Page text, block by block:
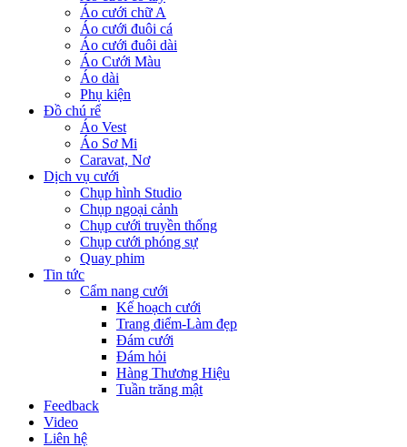
Áo cưới chữ A
Áo cưới đuôi cá
Áo cưới đuôi dài
Áo Cưới Màu
Áo dài
Phụ kiện
Đồ chú rể
Áo Vest
Áo Sơ Mi
Caravat, Nơ
Dịch vụ cưới
Chụp hình Studio
Chụp ngoại cảnh
Chụp cưới truyền thống
Chụp cưới phóng sự
Quay phim
Tin tức
Cẩm nang cưới
Kế hoạch cưới
Trang điểm-Làm đẹp
Đám cưới
Đám hỏi
Hàng Thương Hiệu
Tuần trăng mật
Feedback
Video
Liên hệ